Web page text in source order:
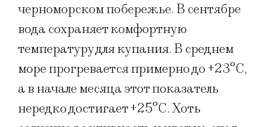
черноморском побережье. В сентябре
вода сохраняет комфортную
температуру для купания. В среднем
море прогревается примерно до +23°C,
а в начале месяца этот показатель
нередко достигает +25°C. Хоть